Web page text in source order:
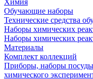
Химия
Обучающие наборы
Технические средства
Наборы химических
Наборы химических
Материалы
Комплект коллекций
Приборы, наборы
химического